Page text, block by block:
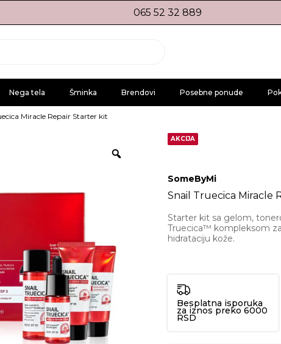
065 52 32 889
Nega tela Šminka Brendovi Posebne ponude
Miracle Repair Starter kit
AKCIJA
SomeByMi
Snail Truecica Miracle
Starter kit sa gelom,
Truecica™ kompleksom
hidrataciju kože.
Besplatna isporuka
za iznos preko 6000
RSD